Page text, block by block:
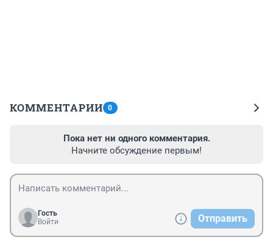
КОММЕНТАРИИ 0
Пока нет ни одного комментария.
Начните обсуждение первым!
Гость
Войти
Отправить